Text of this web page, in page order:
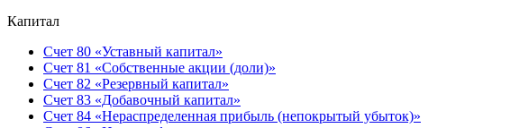
Капитал
Счет 80 «Уставный капитал»
Счет 81 «Собственные акции (доли)»
Счет 82 «Резервный капитал»
Счет 83 «Добавочный капитал»
Счет 84 «Нераспределенная прибыль (непокрытый убыток)»